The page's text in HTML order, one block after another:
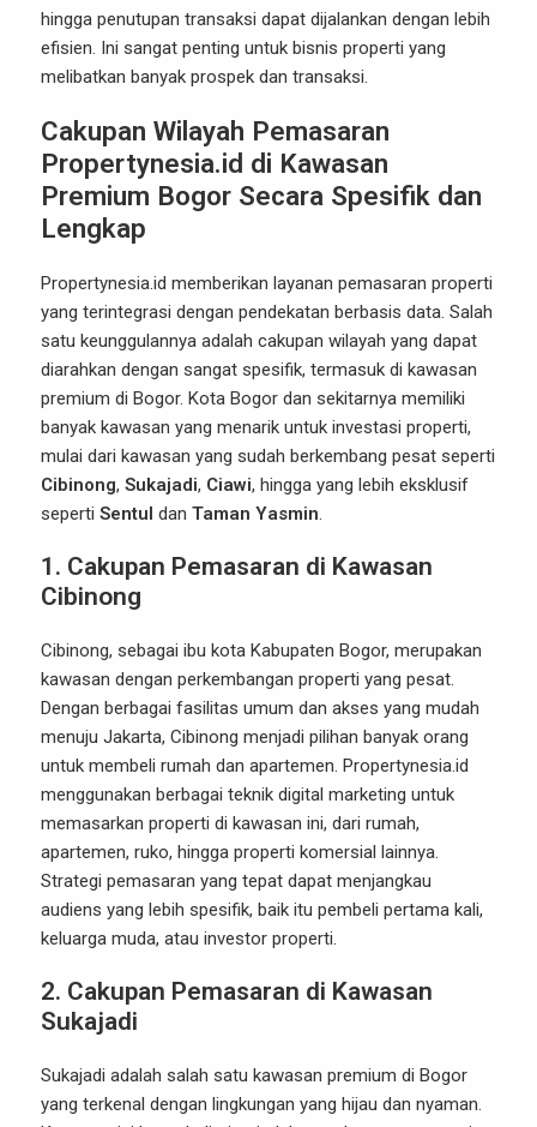
hingga penutupan transaksi dapat dijalankan dengan lebih
efisien. Ini sangat penting untuk bisnis properti yang
melibatkan banyak prospek dan transaksi.
Cakupan Wilayah Pemasaran
Propertynesia.id di Kawasan
Premium Bogor Secara Spesifik dan
Lengkap
Propertynesia.id memberikan layanan pemasaran properti
yang terintegrasi dengan pendekatan berbasis data. Salah
satu keunggulannya adalah cakupan wilayah yang dapat
diarahkan dengan sangat spesifik, termasuk di kawasan
premium di Bogor. Kota Bogor dan sekitarnya memiliki
banyak kawasan yang menarik untuk investasi properti,
mulai dari kawasan yang sudah berkembang pesat seperti
Cibinong, Sukajadi, Ciawi, hingga yang lebih eksklusif
seperti Sentul dan Taman Yasmin.
1. Cakupan Pemasaran di Kawasan
Cibinong
Cibinong, sebagai ibu kota Kabupaten Bogor, merupakan
kawasan dengan perkembangan properti yang pesat.
Dengan berbagai fasilitas umum dan akses yang mudah
menuju Jakarta, Cibinong menjadi pilihan banyak orang
untuk membeli rumah dan apartemen. Propertynesia.id
menggunakan berbagai teknik digital marketing untuk
memasarkan properti di kawasan ini, dari rumah,
apartemen, ruko, hingga properti komersial lainnya.
Strategi pemasaran yang tepat dapat menjangkau
audiens yang lebih spesifik, baik itu pembeli pertama kali,
keluarga muda, atau investor properti.
2. Cakupan Pemasaran di Kawasan
Sukajadi
Sukajadi adalah salah satu kawasan premium di Bogor
yang terkenal dengan lingkungan yang hijau dan nyaman.